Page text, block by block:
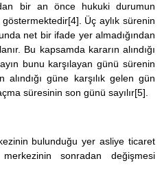
bir an önce hukuki durumun
göstermektedir[4]. Üç aylık sürenin
net bir ifade yer almadığından
Bu kapsamda kararın alındığı
bunu karşılayan günü sürenin
güne karşılık gelen gün
süresinin son günü sayılır[5].
bulunduğu yer asliye ticaret
sonradan değişmesi